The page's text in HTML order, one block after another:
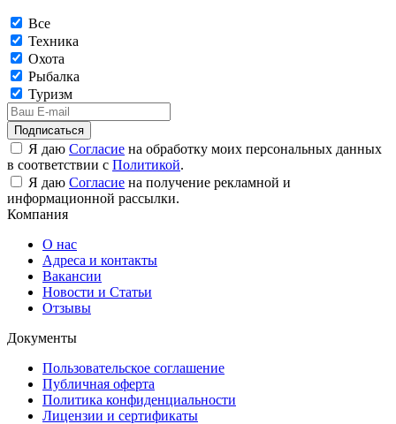
Все
Техника
Охота
Рыбалка
Туризм
Подписаться
Я даю Согласие на обработку моих персональных данных
в соответствии с Политикой.
Я даю Согласие на получение рекламной и
информационной рассылки.
Компания
О нас
Адреса и контакты
Вакансии
Новости и Статьи
Отзывы
Документы
Пользовательское соглашение
Публичная оферта
Политика конфиденциальности
Лицензии и сертификаты